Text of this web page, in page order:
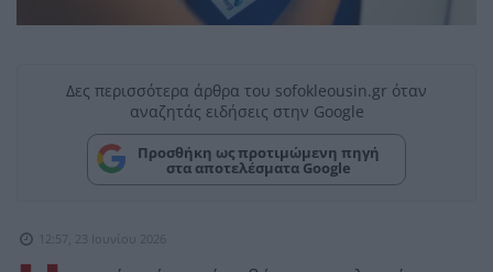
Δες περισσότερα άρθρα του sofokleousin.gr όταν
αναζητάς ειδήσεις στην Google
Προσθήκη ως προτιμώμενη πηγή
στα αποτελέσματα Google
12:57, 23 Ιουνίου 2026